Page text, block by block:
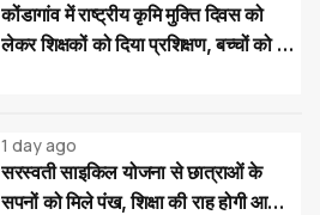
कोंडागांव में राष्ट्रीय कृमि मुक्ति दिवस को
लेकर शिक्षकों को दिया प्रशिक्षण, बच्चों को दवा
1 day ago
सरस्वती साइकिल योजना से छात्राओं के
सपनों को मिले पंख, शिक्षा की राह होगी आसान: